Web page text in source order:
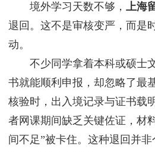
客
户
案
例
客
户
好
新
境外学习天数不够， 上海
退回。这不是审核变严，而是
动。
不少同学拿着本科或硕士
书就能顺利申报，却忽略了最
核验时，出入境记录与证书载
者网课期间缺乏关键佐证，材
间不足”被卡住。这种退回并